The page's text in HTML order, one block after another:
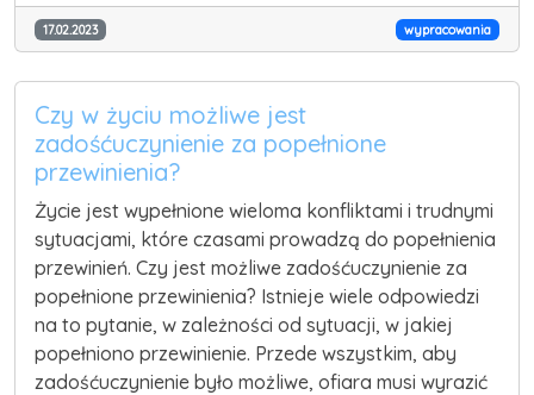
17.02.2023 wypracowania
Czy w życiu możliwe jest
zadośćuczynienie za popełnione
przewinienia?
Życie jest wypełnione wieloma konfliktami i trudnymi
sytuacjami, które czasami prowadzą do popełnienia
przewinień. Czy jest możliwe zadośćuczynienie za
popełnione przewinienia? Istnieje wiele odpowiedzi
na to pytanie, w zależności od sytuacji, w jakiej
popełniono przewinienie. Przede wszystkim, aby
zadośćuczynienie było możliwe, ofiara musi wyrazić